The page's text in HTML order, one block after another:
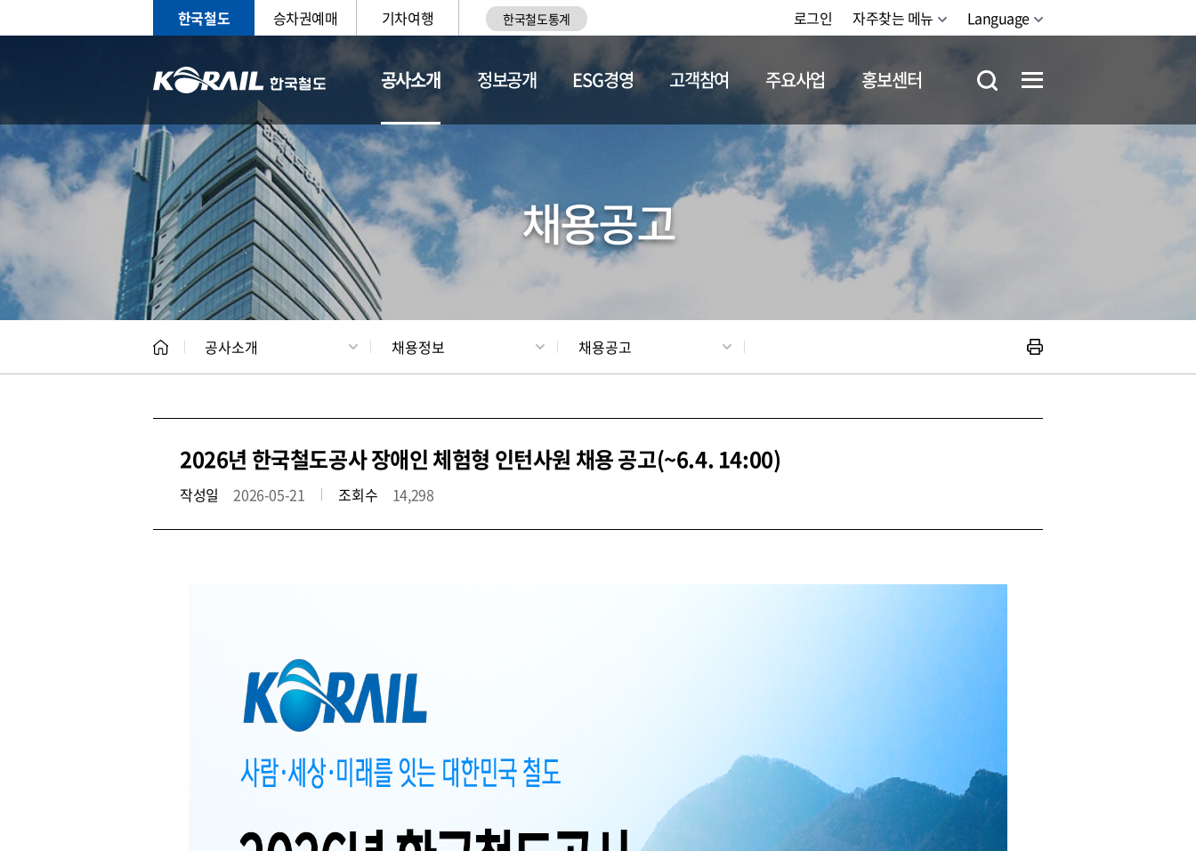
한국철도 승차권예매 기차여행 한국철도통계 로그인 자주찾는 메뉴 Language
공사소개
CEO 일반현황 채용정보
정보공개 ESG경영 고객참여 주요사업 홍보센터
채용공고
공사소개 채용정보 채용공고
2026년 한국철도공사 장애인 체험형 인턴사원 채용 공고(~6.4. 14:00)
작성일 2026-05-21 조회수 14,298